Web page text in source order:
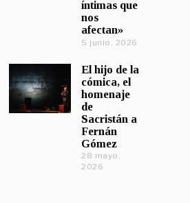
íntimas que
nos
afectan»
5 junio, 2026
El hijo de la
cómica, el
homenaje
de
Sacristán a
Fernán
Gómez
28 mayo,
2026